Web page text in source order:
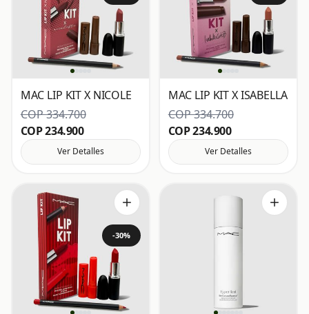
MAC LIP KIT X NICOLE
COP 334.700
COP 234.900
Ver Detalles
MAC LIP KIT X ISABELLA
COP 334.700
COP 234.900
Ver Detalles
-30%